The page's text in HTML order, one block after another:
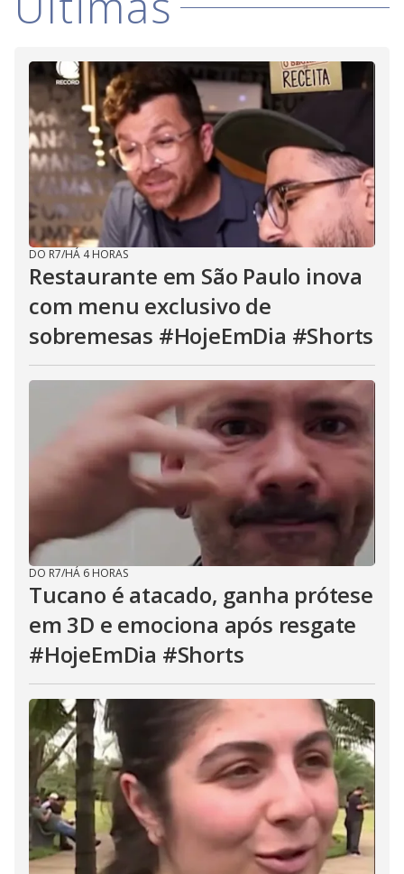
V
i
d
e
o
DO R7/HÁ 4 HORAS
Restaurante em São Paulo inova
com menu exclusivo de
sobremesas #HojeEmDia #Shorts
DO R7/HÁ 6 HORAS
Tucano é atacado, ganha prótese
em 3D e emociona após resgate
#HojeEmDia #Shorts